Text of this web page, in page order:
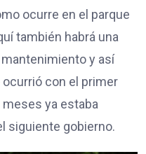
ocurre en el parque
también habrá una
y así
con el primer
meses ya estaba
siguiente gobierno.